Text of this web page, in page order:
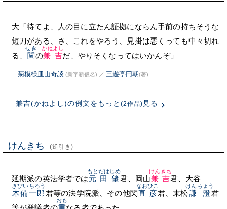
大「待てよ、人の目に立たん証拠にならん手前の持ちそうな
短刀がある、さ、これをやろう、見掛は悪くっても中々切れ
る、 関
せき
の兼吉
かねよし
だ、やりそくなってはいかんぞ」
菊模様皿山奇談 (新字新仮名) ／ 三遊亭円朝(著)
兼吉(かねよし)の例文をもっと (2作品) 見る
けんきち (逆引き)
延期派の英法学者では元田肇
もとだはじめ
君、岡山兼吉
けんきち
君、大谷
木備一郎
きびいちろう
君等の法学院派、その他関直彦
なおひこ
君、末松謙澄
けんちょう
君
おも